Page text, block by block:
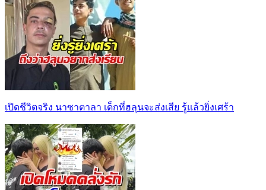
เปิดชีวิตจริง นาซาตาลา เด็กที่ฮลุนจะส่งเสีย รู้แล้วยิ่งเศร้า